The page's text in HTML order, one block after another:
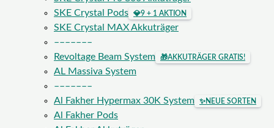
SKE Crystal Pods
💎9 + 1 AKTION
SKE Crystal MAX Akkuträger
–––––––
Revoltage Beam System
🎁AKKUTRÄGER GRATIS!
AL Massiva System
–––––––
Al Fakher Hypermax 30K System
✨NEUE SORTEN
Al Fakher Pods